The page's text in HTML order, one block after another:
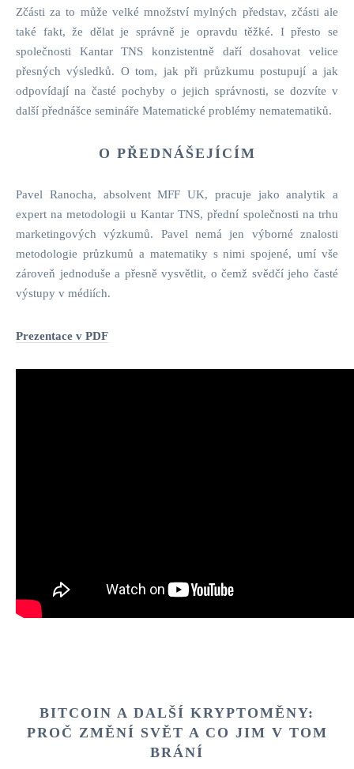
Zčásti za to může velké množství mylných představ, zčásti ale
také fakt, že dělat je správně je opravdu těžké. I přesto se
společnosti Kantar TNS konzistentně daří dosahovat velice
přesných výsledků. O tom, jak při průzkumu postupují a jak
odpovídají na časté pochyby o jejich správnosti, se dozvíte v
další přednášce semináře Matematické problémy nematematiků.
O PŘEDNÁŠEJÍCÍM
Pavel Ranocha, absolvent MFF UK, pracuje jako analytik a
expert na metodologii u Kantar TNS, přední společnosti na trhu
marketingových výzkumů. Pavel nemá jen výborné znalosti
metodologie průzkumů a matematiky s nimi spojené, umí vše
zároveň jednoduše a přesně vysvětlit, o čemž svědčí jeho časté
výstupy v médiích.
Prezentace v PDF
BITCOIN A DALŠÍ KRYPTOMĚNY:
PROČ ZMĚNÍ SVĚT A CO JIM V TOM
BRÁNÍ